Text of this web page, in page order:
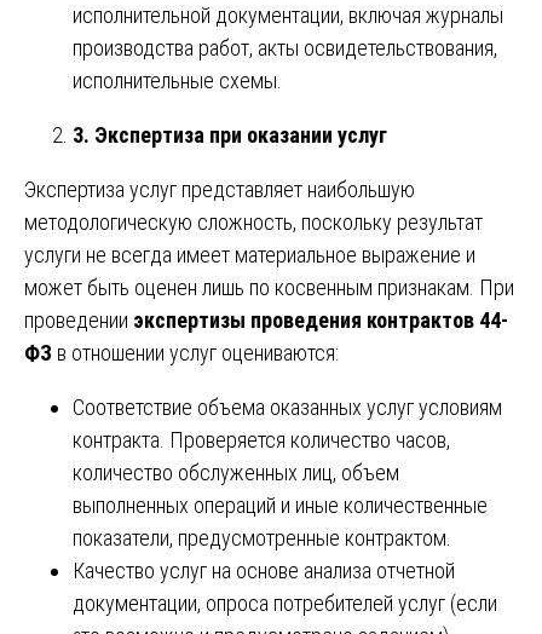
исполнительной документации, включая журналы
производства работ, акты освидетельствования,
исполнительные схемы.
3. Экспертиза при оказании услуг
Экспертиза услуг представляет наибольшую
методологическую сложность, поскольку результат
услуги не всегда имеет материальное выражение и
может быть оценен лишь по косвенным признакам. При
проведении экспертизы проведения контрактов 44-
ФЗ в отношении услуг оцениваются:
Соответствие объема оказанных услуг условиям
контракта. Проверяется количество часов,
количество обслуженных лиц, объем
выполненных операций и иные количественные
показатели, предусмотренные контрактом.
Качество услуг на основе анализа отчетной
документации, опроса потребителей услуг (если